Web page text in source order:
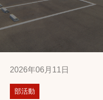
2026年06月11日
部活動